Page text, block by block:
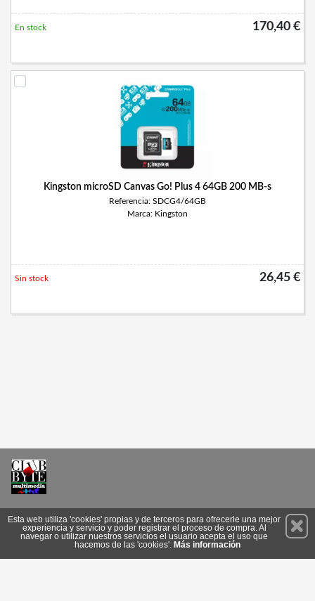
170,40 €
En stock
Kingston microSD Canvas Go! Plus 4 64GB 200 MB-s
Referencia: SDCG4/64GB
Marca: Kingston
26,45 €
Sin stock
Suscríbete
Esta web utiliza 'cookies' propias y de terceros para ofrecerle una mejor
experiencia y servicio y poder registrar el proceso de compra. Al
navegar o utilizar nuestros servicios el usuario acepta el uso que
hacemos de las 'cookies'. Más información